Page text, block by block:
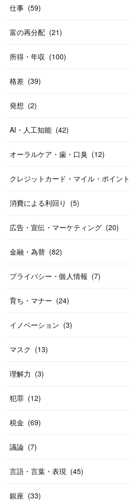
仕事 (59)
富の再分配 (21)
所得・年収 (100)
格差 (39)
発想 (2)
AI・人工知能 (42)
オーラルケア・歯・口臭 (12)
クレジットカード・マイル・ポイント
消費による利回り (5)
広告・宣伝・マーケティング (20)
金融・為替 (82)
プライバシー・個人情報 (7)
育ち・マナー (24)
イノベーション (3)
マスク (13)
理解力 (3)
犯罪 (12)
税金 (69)
議論 (7)
言語・言葉・表現 (45)
銀座 (33)